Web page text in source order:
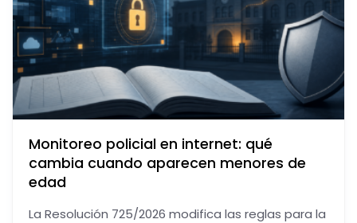
Monitoreo policial en internet: qué
cambia cuando aparecen menores de
edad
La Resolución 725/2026 modifica las reglas para la